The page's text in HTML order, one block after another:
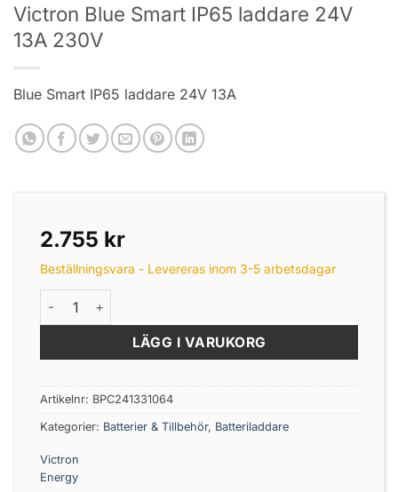
Victron Blue Smart IP65 laddare 24V
13A 230V
Blue Smart IP65 laddare 24V 13A
2.755 kr
Beställningsvara - Levereras inom 3-5 arbetsdagar
Victron Blue Smart IP65 laddare 24V 13A 230V mängd
LÄGG I VARUKORG
Artikelnr: BPC241331064
Kategorier: Batterier & Tillbehör, Batteriladdare
Victron
Energy